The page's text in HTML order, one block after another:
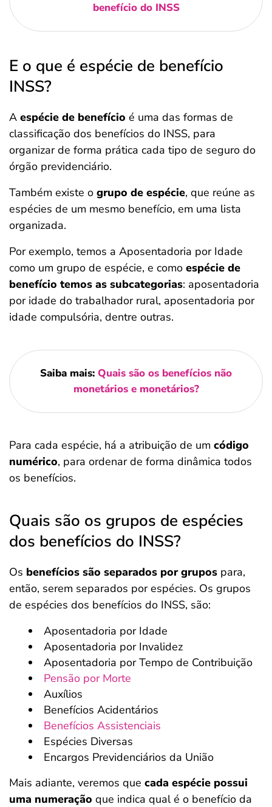
benefício do INSS
E o que é espécie de benefício
INSS?
A espécie de benefício é uma das formas de
classificação dos benefícios do INSS, para
organizar de forma prática cada tipo de seguro do
órgão previdenciário.
Também existe o grupo de espécie, que reúne as
espécies de um mesmo benefício, em uma lista
organizada.
Por exemplo, temos a Aposentadoria por Idade
como um grupo de espécie, e como espécie de
benefício temos as subcategorias: aposentadoria
por idade do trabalhador rural, aposentadoria por
idade compulsória, dentre outras.
Saiba mais: Quais são os benefícios não
monetários e monetários?
Para cada espécie, há a atribuição de um código
numérico, para ordenar de forma dinâmica todos
os benefícios.
Quais são os grupos de espécies
dos benefícios do INSS?
Os benefícios são separados por grupos para,
então, serem separados por espécies. Os grupos
de espécies dos benefícios do INSS, são:
Aposentadoria por Idade
Aposentadoria por Invalidez
Aposentadoria por Tempo de Contribuição
Pensão por Morte
Auxílios
Benefícios Acidentários
Benefícios Assistenciais
Espécies Diversas
Encargos Previdenciários da União
Mais adiante, veremos que cada espécie possui
uma numeração que indica qual é o benefício da